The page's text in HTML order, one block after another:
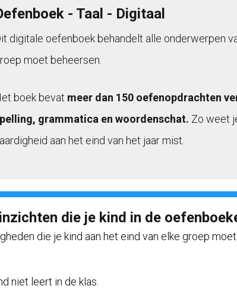
- Taal - Digitaal
digitale oefenboek behandelt alle onderwerpen
moet beheersen.
boek bevat meer dan 150 oefenopdrachten
grammatica en woordenschat. Zo weet
aan het eind van het jaar mist.
die je kind in de
die je kind aan het eind van elke groep moet
niet leert in de klas.